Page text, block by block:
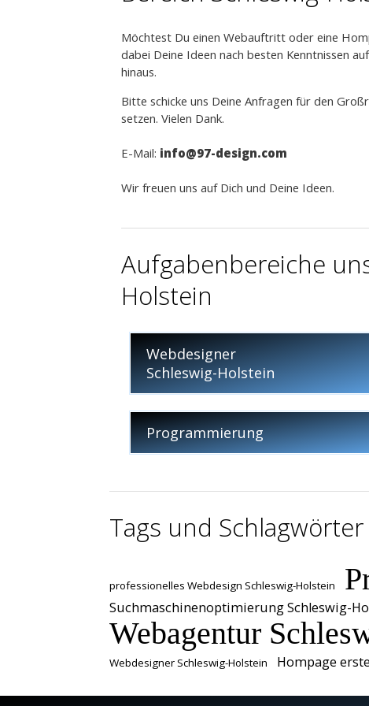
Möchtest Du einen Webauftritt oder eine
dabei Deine Ideen nach besten Kenntnissen
hinaus.
Bitte schicke uns Deine Anfragen für den
setzen. Vielen Dank.
E-Mail: info@97-design.com
Wir freuen uns auf Dich und Deine Ideen.
Aufgabenbereiche
Holstein
Webdesigner
Schleswig-Holstein
Programmierung
Tags und Schlagwörter
professionelles Webdesign Schleswig-Holstein
Suchmaschinenoptimierung Schleswig-
Webagentur
Webdesigner Schleswig-Holstein Hompage